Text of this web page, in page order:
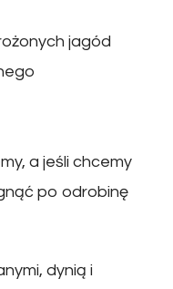
jagód
a jeśli chcemy
po odrobinę
dynią i